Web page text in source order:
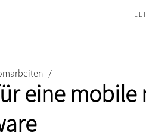
/
eine mobile